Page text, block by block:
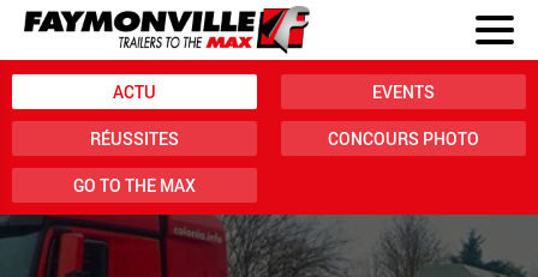
ACTU EVENTS
RÉUSSITES CONCOURS PHOTO
GO TO THE MAX